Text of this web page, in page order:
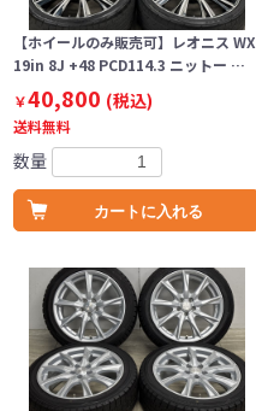
【ホイールのみ販売可】レオニス WX
19in 8J +48 PCD114.3 ニットー …
￥40,800 (税込)
送料無料
数量
カートに入れる